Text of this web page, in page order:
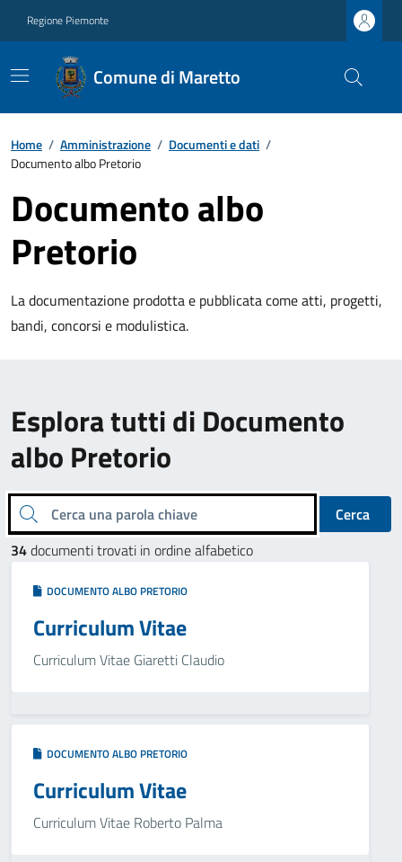
Regione Piemonte
Comune di Maretto
Home / Amministrazione / Documenti e dati /
Documento albo Pretorio
Documento albo
Pretorio
La documentazione prodotta e pubblicata come atti, progetti,
bandi, concorsi e modulistica.
Esplora tutti di Documento
albo Pretorio
Cerca una parola chiave
Cerca
34documenti trovati in ordine alfabetico
DOCUMENTO ALBO PRETORIO
Curriculum Vitae
Curriculum Vitae Giaretti Claudio
DOCUMENTO ALBO PRETORIO
Curriculum Vitae
Curriculum Vitae Roberto Palma